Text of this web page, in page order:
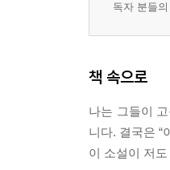
독자 분들
책 속으로
나는 그들이
니다. 결국은 “
이 소설이 저